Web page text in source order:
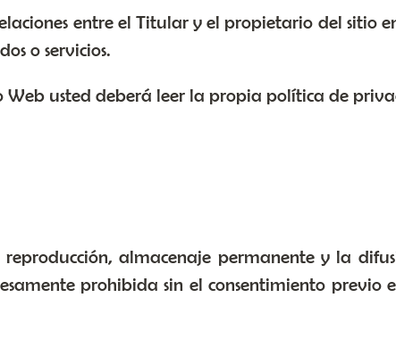
entre el Titular y el propietario del sitio
o servicios.
Web usted deberá leer la propia política de
almacenaje permanente y la
prohibida sin el consentimiento previo